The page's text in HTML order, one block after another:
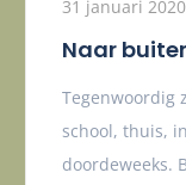
31 januari 2020
Naar
Tegenwoordig
school, thuis,
doordeweeks.